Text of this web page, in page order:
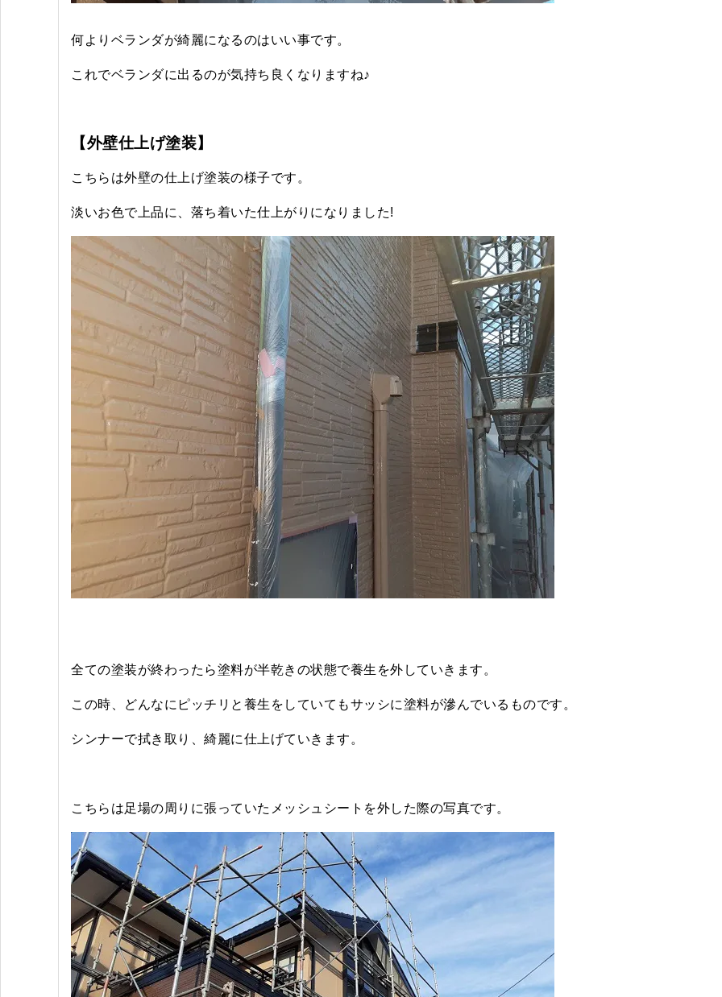
何よりベランダが綺麗になるのはいい事です。
これでベランダに出るのが気持ち良くなりますね♪
【外壁仕上げ塗装】
こちらは外壁の仕上げ塗装の様子です。
淡いお色で上品に、落ち着いた仕上がりになりました!
全ての塗装が終わったら塗料が半乾きの状態で養生を外していきます。
この時、どんなにピッチリと養生をしていてもサッシに塗料が滲んでいるものです。
シンナーで拭き取り、綺麗に仕上げていきます。
こちらは足場の周りに張っていたメッシュシートを外した際の写真です。